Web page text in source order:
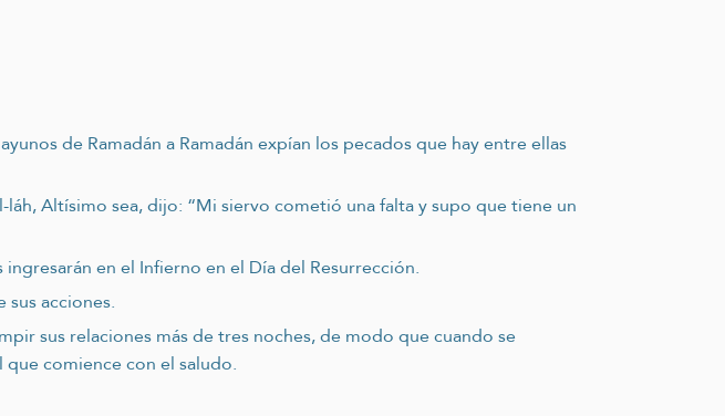
de Ramadán a Ramadán expían los pecados que hay entre ellas
Altísimo sea, dijo: “Mi siervo cometió una falta y supo que tiene un
en el Infierno en el Día del Resurrección.
acciones.
sus relaciones más de tres noches, de modo que cuando se
comience con el saludo.